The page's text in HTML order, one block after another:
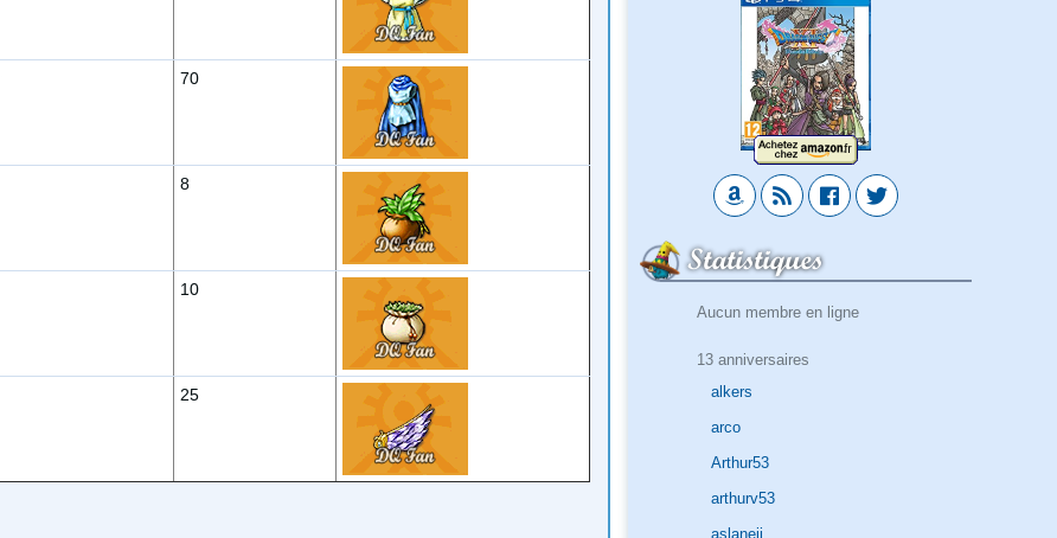
Statistiques
Aucun membre en ligne
13 anniversaires
alkers
arco
Arthur53
arthurv53
aslaneji
70
8
10
25